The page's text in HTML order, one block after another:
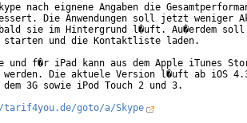
nach eignene Angaben die
Die Anwendungen soll jetzt weniger
sie im Hintergrund l�uft. Au�erdem soll
starten und die Kontaktliste laden.
und f�r iPad kann aus dem Apple iTunes
werden. Die aktuele Version l�uft ab iOS
3G sowie iPod Touch 2 und 3.
goto/a/Skype